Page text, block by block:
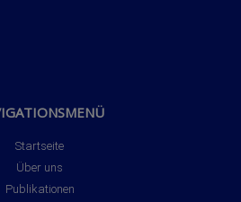
Startseite
Über uns
Publikationen